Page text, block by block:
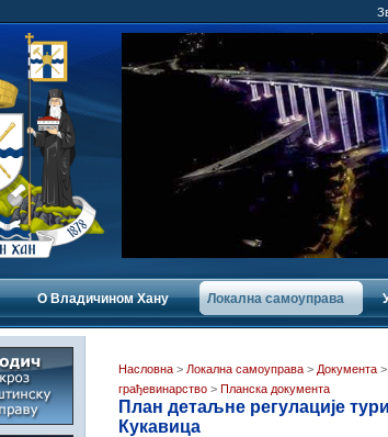
О Владичинoм Хану Локална самоуправа
Насловна > Локална самоуправа > Документа >
грађевинарство > Планска документа
План детаљне регулације
Кукавица